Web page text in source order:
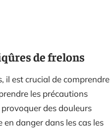
de frelons
il est crucial de comprendre
les précautions
des douleurs
danger dans les cas les